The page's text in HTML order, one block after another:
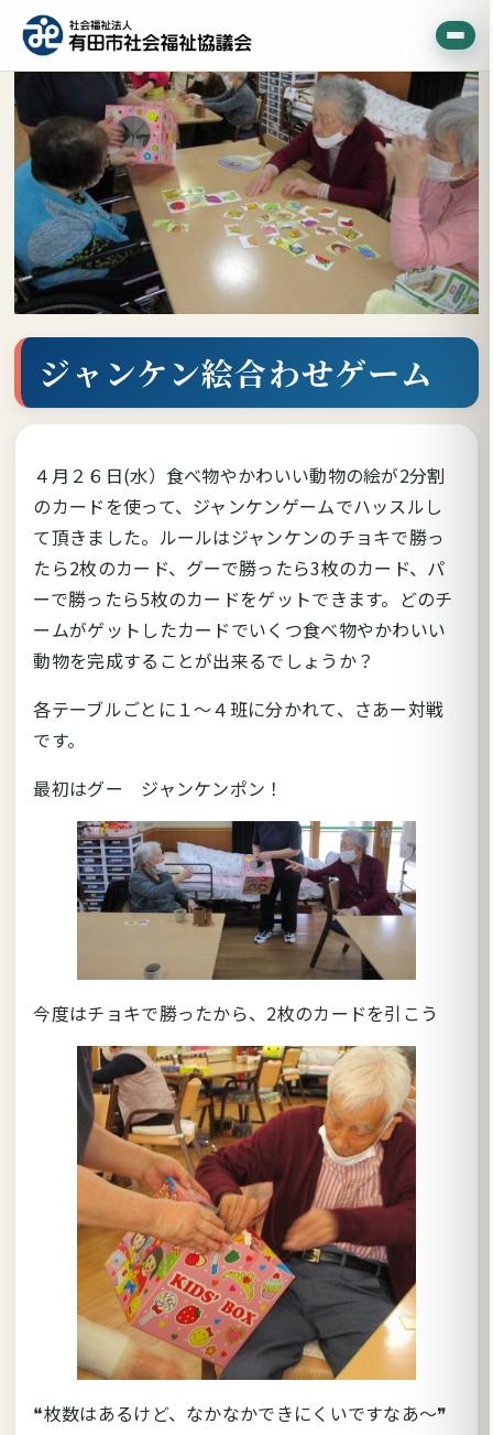
ジャンケン絵合わせゲーム
４月２６日(水）食べ物やかわいい動物の絵が2分割
のカードを使って、ジャンケンゲームでハッスルし
て頂きました。ルールはジャンケンのチョキで勝っ
たら2枚のカード、グーで勝ったら3枚のカード、パ
ーで勝ったら5枚のカードをゲットできます。どのチ
ームがゲットしたカードでいくつ食べ物やかわいい
動物を完成することが出来るでしょうか？
各テーブルごとに１～４班に分かれて、さあー対戦
です。
最初はグー ジャンケンポン！
今度はチョキで勝ったから、2枚のカードを引こう
❝枚数はあるけど、なかなかできにくいですなあ～❞